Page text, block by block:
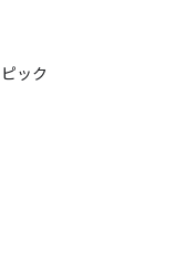
ック